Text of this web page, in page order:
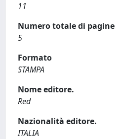
11
Numero totale di pagine
5
Formato
STAMPA
Nome editore.
Red
Nazionalità editore.
ITALIA